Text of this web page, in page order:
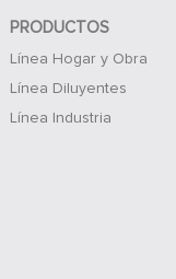
PRODUCTOS
Línea Hogar y Obra
Línea Diluyentes
Línea Industria